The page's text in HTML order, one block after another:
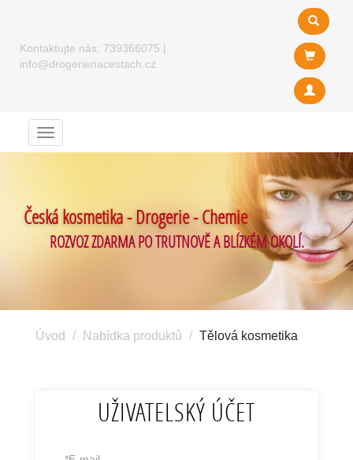
Kontaktujte nás: 739366075 |
info@drogerienacestach.cz
Menu
Česká kosmetika - Drogerie - Chemie
ROZVOZ ZDARMA PO TRUTNOVĚ A BLÍZKÉM OKOLÍ.
Úvod Nabídka produktů Tělová kosmetika
UŽIVATELSKÝ ÚČET